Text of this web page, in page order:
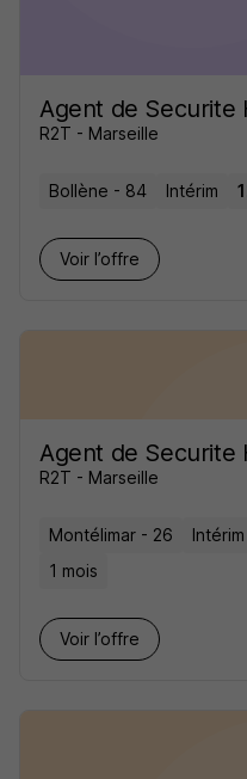
Agent de Securite
R2T - Marseille
Bollène - 84 Intérim
Voir l’offre
Agent de Securite
R2T - Marseille
Montélimar - 26 Intérim
1 mois
Voir l’offre